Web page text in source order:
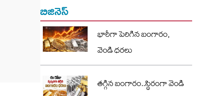
బిజినెస్
భారీగా పెరిగిన బంగారం,
వెండి ధరలు
తగ్గిన బంగారం..స్థిరంగా వెండి